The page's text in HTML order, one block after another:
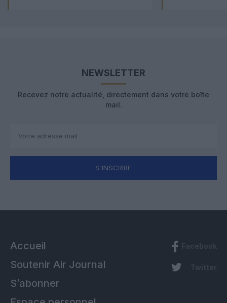
NEWSLETTER
Recevez notre actualité, directement dans votre boîte
mail.
S'INSCRIRE
Accueil
Soutenir Air Journal
S’abonner